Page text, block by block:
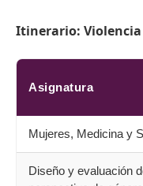
Itinerario:
Asignatura
Mujeres, Medicina y
Diseño y evaluación